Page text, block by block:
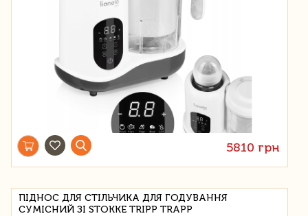
5810 грн
ПІДНОС ДЛЯ СТІЛЬЧИКА ДЛЯ ГОДУВАННЯ
СУМІСНИЙ ЗІ STOKKE TRIPP TRAPP